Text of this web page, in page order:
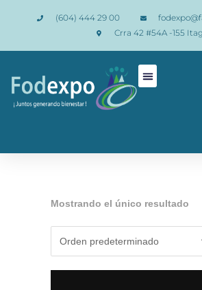
(604) 444 29 00
Crra 42 #54A -155
Mostrando el único resultado